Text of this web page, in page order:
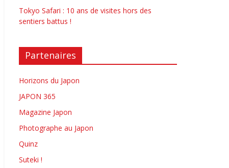
Tokyo Safari : 10 ans de visites hors des
sentiers battus !
Partenaires
Horizons du Japon
JAPON 365
Magazine Japon
Photographe au Japon
Quinz
Suteki !